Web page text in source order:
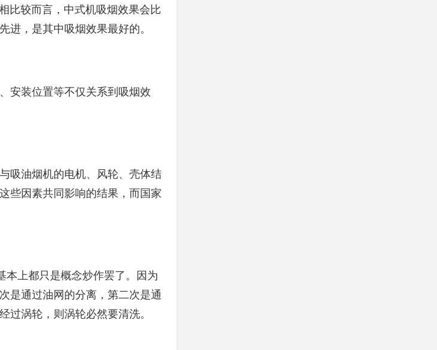
较而言，中式机吸烟效果会比
，是其中吸烟效果最好的。
装位置等不仅关系到吸烟效
油烟机的电机、风轮、壳体结
些因素共同影响的结果，而国家
上都只是概念炒作罢了。因为
是通过油网的分离，第二次是通
涡轮，则涡轮必然要清洗。